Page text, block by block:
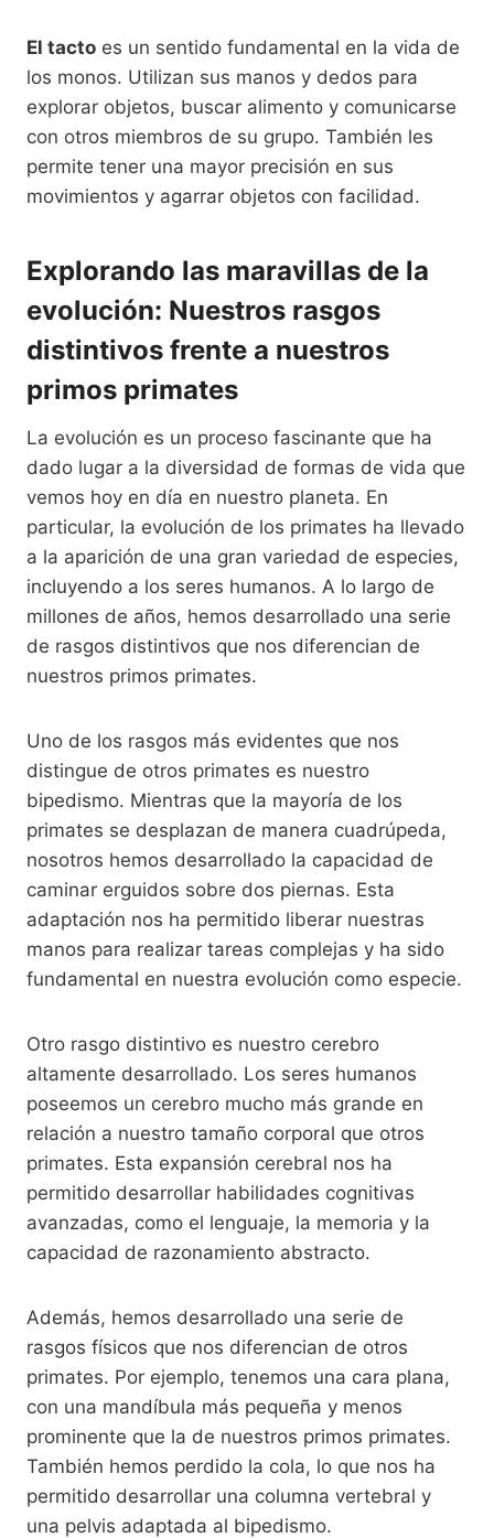
El tacto es un sentido fundamental en la vida de
los monos. Utilizan sus manos y dedos para
explorar objetos, buscar alimento y comunicarse
con otros miembros de su grupo. También les
permite tener una mayor precisión en sus
movimientos y agarrar objetos con facilidad.
Explorando las maravillas de la
evolución: Nuestros rasgos
distintivos frente a nuestros
primos primates
La evolución es un proceso fascinante que ha
dado lugar a la diversidad de formas de vida que
vemos hoy en día en nuestro planeta. En
particular, la evolución de los primates ha llevado
a la aparición de una gran variedad de especies,
incluyendo a los seres humanos. A lo largo de
millones de años, hemos desarrollado una serie
de rasgos distintivos que nos diferencian de
nuestros primos primates.
Uno de los rasgos más evidentes que nos
distingue de otros primates es nuestro
bipedismo. Mientras que la mayoría de los
primates se desplazan de manera cuadrúpeda,
nosotros hemos desarrollado la capacidad de
caminar erguidos sobre dos piernas. Esta
adaptación nos ha permitido liberar nuestras
manos para realizar tareas complejas y ha sido
fundamental en nuestra evolución como especie.
Otro rasgo distintivo es nuestro cerebro
altamente desarrollado. Los seres humanos
poseemos un cerebro mucho más grande en
relación a nuestro tamaño corporal que otros
primates. Esta expansión cerebral nos ha
permitido desarrollar habilidades cognitivas
avanzadas, como el lenguaje, la memoria y la
capacidad de razonamiento abstracto.
Además, hemos desarrollado una serie de
rasgos físicos que nos diferencian de otros
primates. Por ejemplo, tenemos una cara plana,
con una mandíbula más pequeña y menos
prominente que la de nuestros primos primates.
También hemos perdido la cola, lo que nos ha
permitido desarrollar una columna vertebral y
una pelvis adaptada al bipedismo.